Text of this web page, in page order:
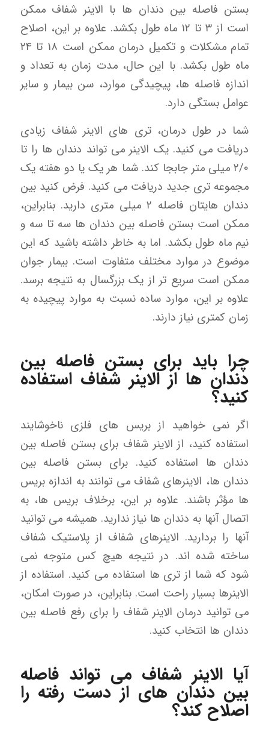
بستن فاصله بین دندان ها با الاینر شفاف ممکن
است از ۳ تا ۱۲ ماه طول بکشد. علاوه بر این، اصلاح
تمام مشکلات و تکمیل درمان ممکن است ۱۸ تا ۲۴
ماه طول بکشد. با این حال، مدت زمان به تعداد و
اندازه فاصله ها، پیچیدگی موارد، سن بیمار و سایر
عوامل بستگی دارد.
شما در طول درمان، تری های الاینر شفاف زیادی
دریافت می کنید. یک الاینر می تواند دندان ها را تا
۲/۰ میلی متر جابجا کند. شما هر یک یا دو هفته یک
مجموعه تری جدید دریافت می کنید. فرض کنید بین
دندان هایتان فاصله ۲ میلی متری دارید. بنابراین،
ممکن است بستن فاصله بین دندان ها سه تا سه و
نیم ماه طول بکشد. اما به خاطر داشته باشید که این
موضوع در موارد مختلف متفاوت است. بیمار جوان
ممکن است سریع تر از یک بزرگسال به نتیجه برسد.
علاوه بر این، موارد ساده نسبت به موارد پیچیده به
زمان کمتری نیاز دارند.
چرا باید برای بستن فاصله بین
دندان ها از الاینر شفاف استفاده
کنید؟
اگر نمی خواهید از بریس های فلزی ناخوشایند
استفاده کنید، از الاینر شفاف برای بستن فاصله بین
دندان ها استفاده کنید. برای بستن فاصله بین
دندان ها، الاینرهای شفاف می توانند به اندازه بریس
ها مؤثر باشند. علاوه بر این، برخلاف بریس ها، به
اتصال آنها به دندان ها نیاز ندارید. همیشه می توانید
آنها را بردارید. الاینرهای شفاف از پلاستیک شفاف
ساخته شده اند. در نتیجه هیچ کس متوجه نمی
شود که شما از تری ها استفاده می کنید. استفاده از
الاینرها بسیار راحت است. بنابراین، در صورت امکان،
می توانید درمان الاینر شفاف را برای رفع فاصله بین
دندان ها انتخاب کنید.
آیا الاینر شفاف می تواند فاصله
بین دندان های از دست رفته را
اصلاح کند؟